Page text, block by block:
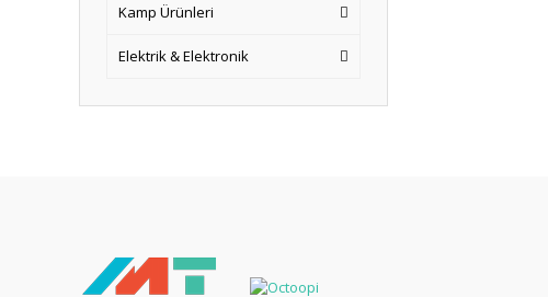
Kamp Ürünleri
Elektrik & Elektronik